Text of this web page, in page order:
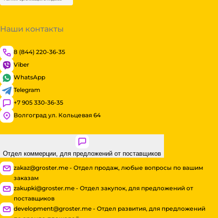
Наши контакты
8 (844) 220-36-35
Viber
WhatsApp
Telegram
+7 905 330-36-35
Волгоград ул. Кольцевая 64
Отдел коммерции, для предложений от поставщиков
zakaz@groster.me - Отдел продаж, любые вопросы по вашим
заказам
zakupki@groster.me - Отдел закупок, для предложений от
поставщиков
development@groster.me - Отдел развития, для предложений